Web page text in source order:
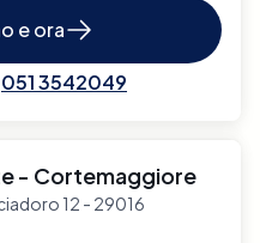
e ora
051 3542049
- Cortemaggiore
12 - 29016